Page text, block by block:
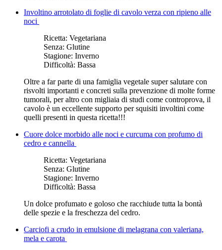
Involtino arrotolato di foglie di cavolo verza con ripieno alle
noci
Ricetta: Vegetariana
Senza: Glutine
Stagione: Inverno
Difficoltà: Bassa
Oltre a far parte di una famiglia vegetale super salutare con
risvolti importanti e concreti sulla prevenzione di molte forme
tumorali, per altro con migliaia di studi come controprova, il
cavolo è un eccellente supporto per squisiti involtini come
quelli presenti in questa ricetta!!!
Cuore dolce morbido alle noci e curcuma con profumo di
cedro e cannella
Ricetta: Vegetariana
Senza: Glutine
Stagione: Inverno
Difficoltà: Bassa
Un dolce profumato e goloso che racchiude tutta la bontà
delle spezie e la freschezza del cedro.
Carciofi a crudo in emulsione di melagrana con valeriana,
mela e carota